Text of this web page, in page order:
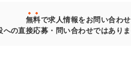
無料で求人情報をお問い合わせ
への直接応募・問い合わせではあり